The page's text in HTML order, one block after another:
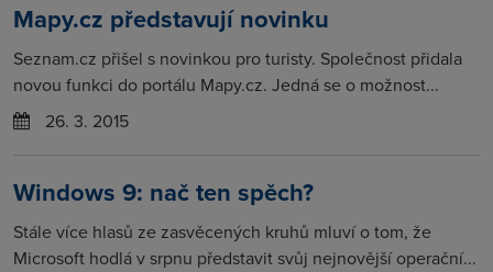
Mapy.cz představují novinku
Seznam.cz přišel s novinkou pro turisty. Společnost přidala
novou funkci do portálu Mapy.cz. Jedná se o možnost...
26. 3. 2015
Windows 9: nač ten spěch?
Stále více hlasů ze zasvěcených kruhů mluví o tom, že
Microsoft hodlá v srpnu představit svůj nejnovější operační...